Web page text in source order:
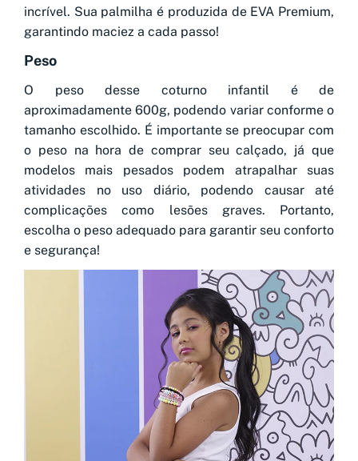
incrível. Sua palmilha é produzida de EVA Premium,
garantindo maciez a cada passo!
Peso
O peso desse coturno infantil é de
aproximadamente 600g, podendo variar conforme o
tamanho escolhido. É importante se preocupar com
o peso na hora de comprar seu calçado, já que
modelos mais pesados podem atrapalhar suas
atividades no uso diário, podendo causar até
complicações como lesões graves. Portanto,
escolha o peso adequado para garantir seu conforto
e segurança!